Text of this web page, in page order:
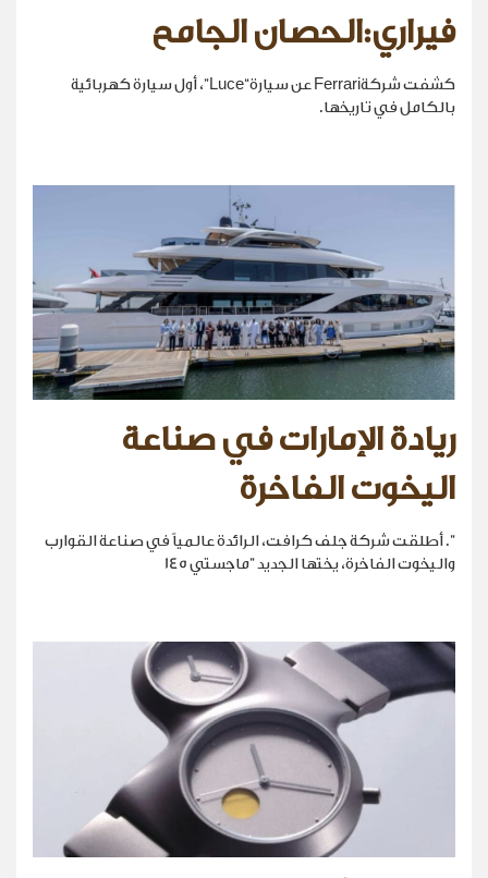
فيراري:الحصان الجامح
كشفت شركةFerrari عن سيارة“Luce”، أول سيارة كهربائية
بالكامل في تاريخها.
ريادة الإمارات في صناعة
اليخوت الفاخرة
". أطلقت شركة جلف كرافت، الرائدة عالمياً في صناعة القوارب
واليخوت الفاخرة، يختها الجديد "ماجستي 145